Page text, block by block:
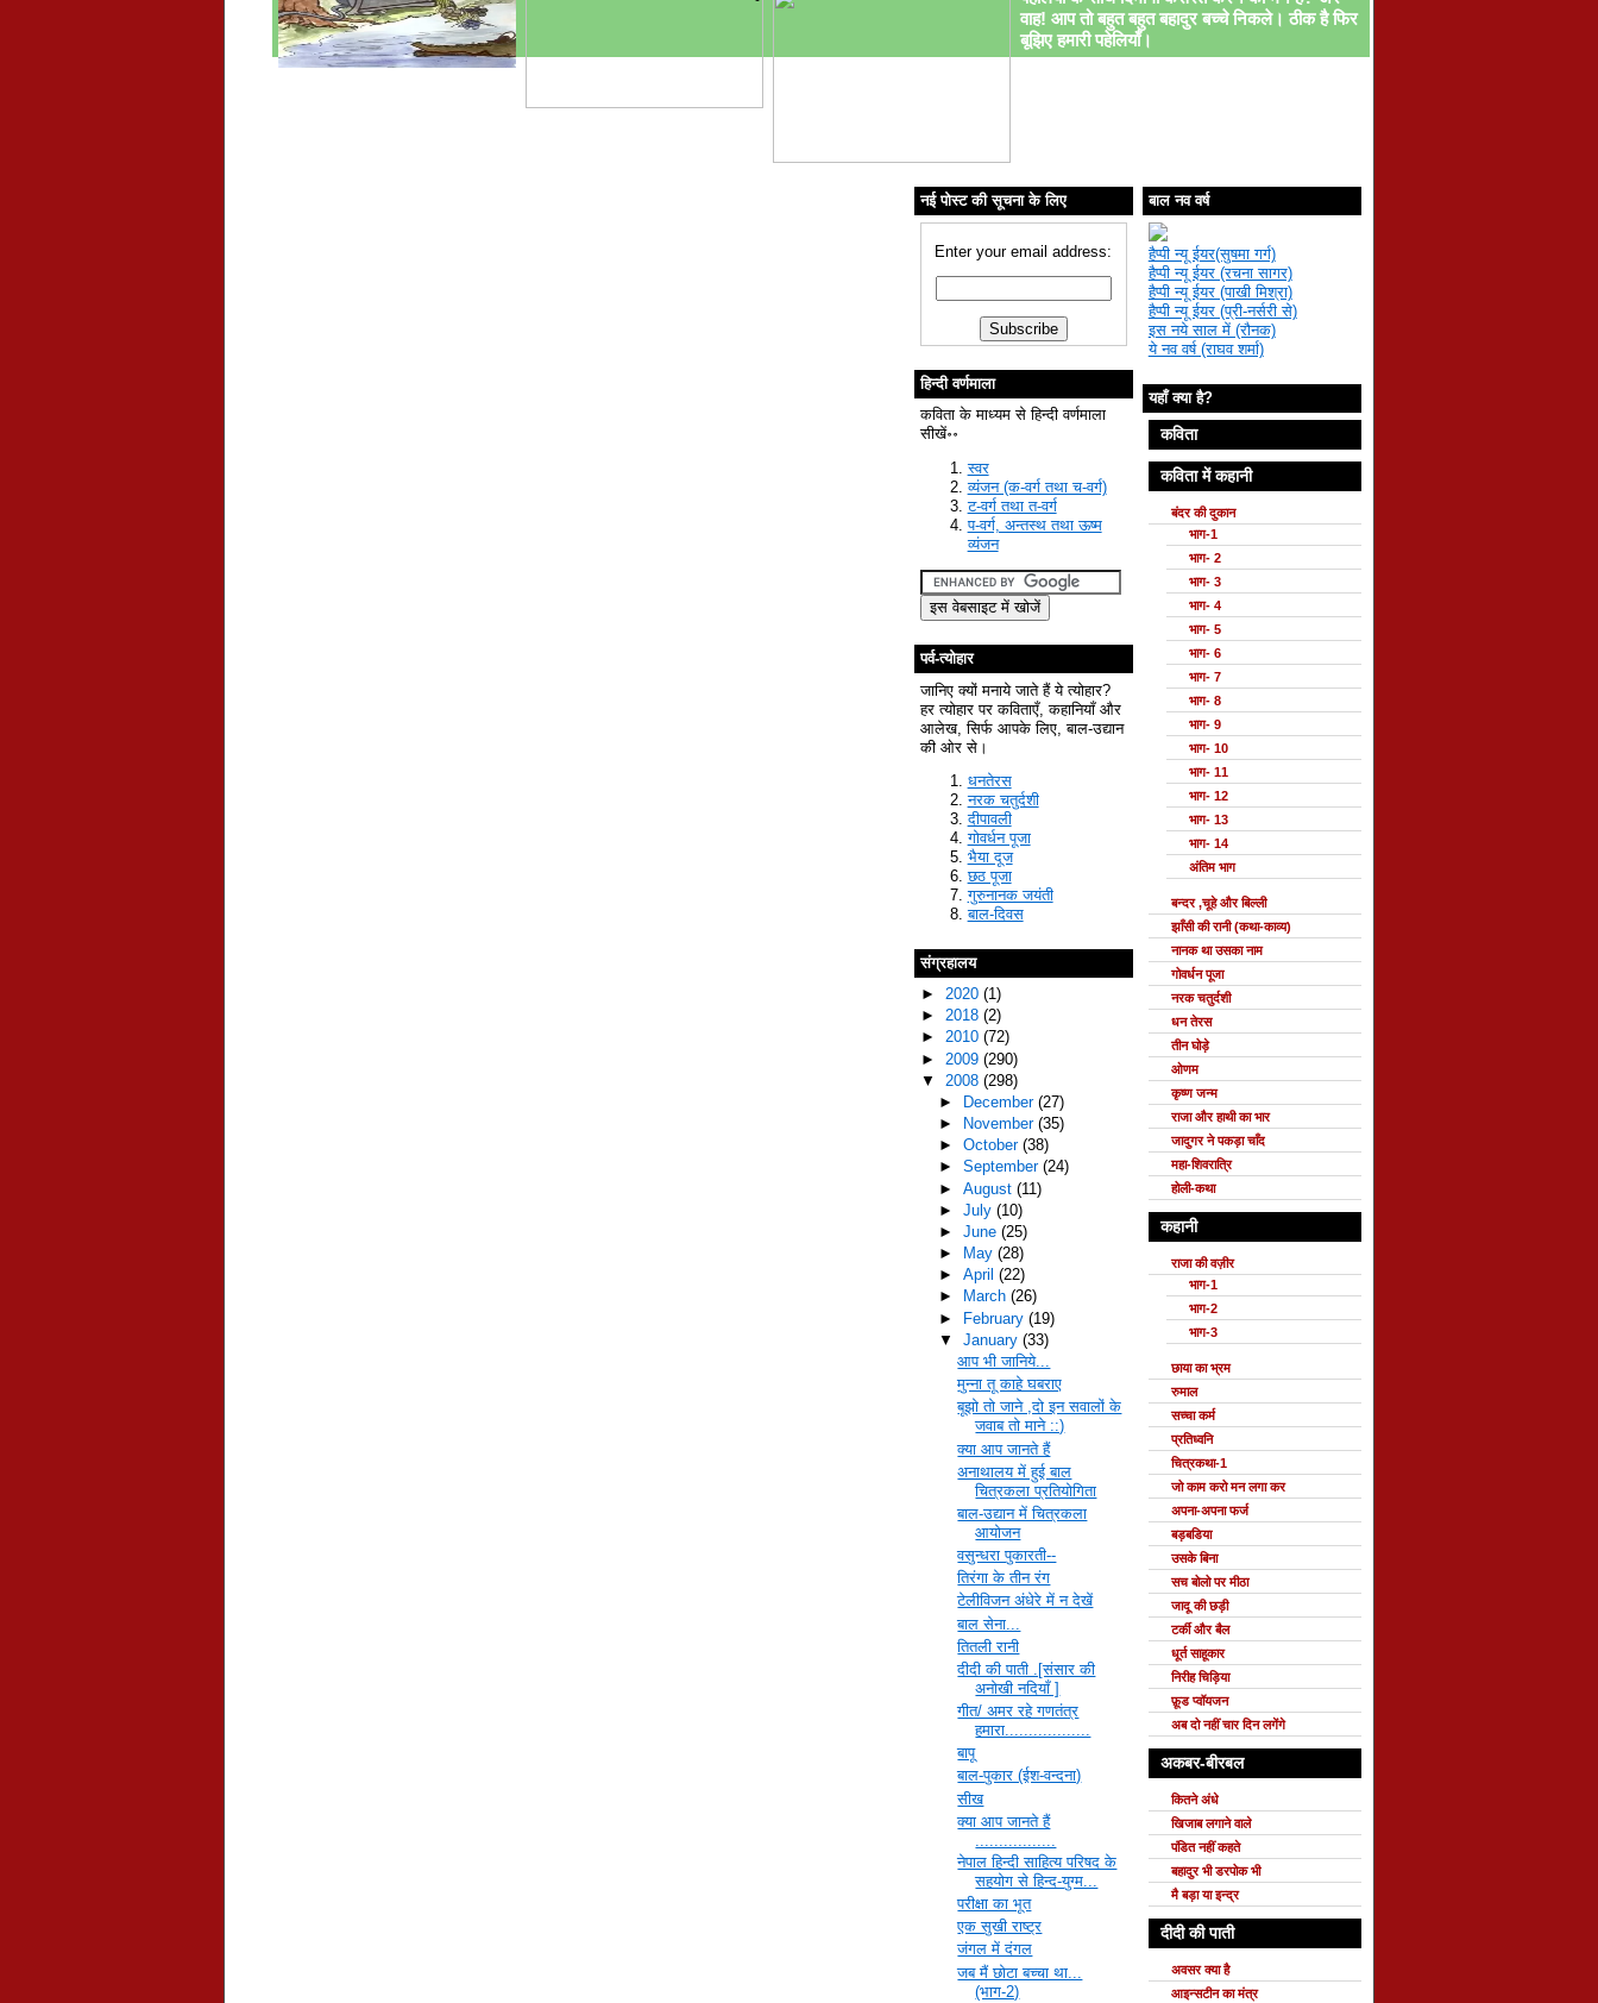
वाह! आप तो बहुत बहुत बहादुर बच्चे निकले। ठीक है फिर
बूझिए हमारी पहेलियाँ।
नई पोस्ट की सूचना के लिए
Enter your email address:
हिन्दी वर्णमाला
कविता के माध्यम से हिन्दी वर्णमाला
सीखें॰॰
स्वर
व्यंजन (क-वर्ग तथा च-वर्ग)
ट-वर्ग तथा त-वर्ग
प-वर्ग, अन्तस्थ तथा ऊष्म
व्यंजन
पर्व-त्योहार
जानिए क्यों मनाये जाते हैं ये त्योहार?
हर त्योहार पर कविताएँ, कहानियाँ और
आलेख, सिर्फ आपके लिए, बाल-उद्यान
की ओर से।
धनतेरस
नरक चतुर्दशी
दीपावली
गोवर्धन पूजा
भैया दूज
छठ पूजा
गुरुनानक जयंती
बाल-दिवस
संग्रहालय
► 2020 (1)
► 2018 (2)
► 2010 (72)
► 2009 (290)
▼ 2008 (298)
►
December (27)
►
November (35)
► October (38)
► September (24)
► August (11)
► July (10)
► June (25)
►
May (28)
► April (22)
►
March (26)
► February (19)
▼ January (33)
आप भी जानिये...
मुन्ना तू काहे घबराए
बूझो तो जाने ,दो इन सवालों के
जवाब तो माने ::)
क्या आप जानते हैं
अनाथालय में हुई बाल
चित्रकला प्रतियोगिता
बाल-उद्यान में चित्रकला
आयोजन
वसुन्धरा पुकारती--
तिरंगा के तीन रंग
टेलीविजन अंधेरे में न देखें
बाल सेना...
तितली रानी
दीदी की पाती .[संसार की
अनोखी नदियाँ ]
गीत/ अमर रहे गणतंत्र
हमारा..................
बापू
बाल-पुकार (ईश-वन्दना)
सीख
क्या आप जानते हैं
नेपाल हिन्दी साहित्य परिषद के
सहयोग से हिन्द-युग्म...
परीक्षा का भूत
एक सुखी राष्ट्र
जंगल में दंगल
जब मैं छोटा बच्चा था...
(भाग-2)
बाल नव वर्ष
हैप्पी न्यू ईयर(सुषमा गर्ग)
हैप्पी न्यू ईयर (रचना सागर)
हैप्पी न्यू ईयर (पाखी मिश्रा)
हैप्पी न्यू ईयर (प्री-नर्सरी से)
इस नये साल में (रौनक)
ये नव वर्ष (राघव शर्मा)
यहाँ क्या है?
कविता
कविता में कहानी
बंदर की दुकान
भाग-1
भाग- 2
भाग- 3
भाग- 4
भाग- 5
भाग- 6
भाग- 7
भाग- 8
भाग- 9
भाग- 10
भाग- 11
भाग- 12
भाग- 13
भाग- 14
अंतिम भाग
बन्दर ,चूहे और बिल्ली
झाँसी की रानी (कथा-काव्य)
नानक था उसका नाम
गोवर्धन पूजा
नरक चतुर्दशी
धन तेरस
तीन घोड़े
ओणम
कृष्ण जन्म
राजा और हाथी का भार
जादुगर ने पकड़ा चाँद
महा-शिवरात्रि
होली-कथा
कहानी
राजा की वज़ीर
भाग-1
भाग-2
भाग-3
छाया का भ्रम
रुमाल
सच्चा कर्म
प्रतिध्वनि
चित्रकथा-1
जो काम करो मन लगा कर
अपना-अपना फर्ज
बड़बडिया
उसके बिना
सच बोलो पर मीठा
जादू की छड़ी
टर्की और बैल
धूर्त साहूकार
निरीह चिड़िया
फ़ूड प्वॉयजन
अब दो नहीं चार दिन लगेंगे
अकबर-बीरबल
कितने अंधे
खिजाब लगाने वाले
पंडित नहीं कहते
बहादुर भी डरपोक भी
मै बड़ा या इन्द्र
दीदी की पाती
अवसर क्या है
आइन्सटीन का मंत्र